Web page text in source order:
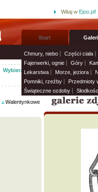
Witaj w Ejoo.pl!
Start
Chmury, niebo
Części ciała
Fajerwerki, ognie
Góry
Lekarstwa
Morze, jeziora
Pomniki, rzeźby
Przedmioty
Świąteczne ozdoby
Wybierz życzenia imieninowe i
Walentynkowe